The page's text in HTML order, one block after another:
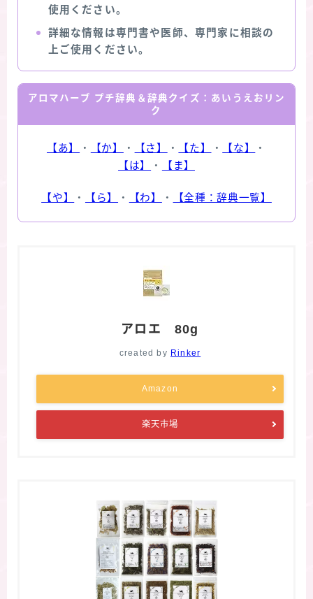
使用ください。
詳細な情報は専門書や医師、専門家に相談の
上ご使用ください。
アロマハーブ プチ辞典＆辞典クイズ：あいうえおリン
ク
【あ】 ・ 【か】 ・ 【さ】 ・ 【た】 ・ 【な】
・
【は】
・ 【ま】
【や】 ・ 【ら】 ・ 【わ】 ・ 【全種：辞典一覧】
アロエ 80g
created by Rinker
Amazon
楽天市場